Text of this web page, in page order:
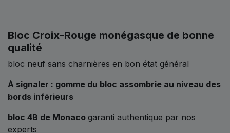
Bloc Croix-Rouge monégasque de bonne
qualité
bloc neuf sans charnières en bon état général
À signaler : gomme du bloc assombrie au niveau des
bords inférieurs
bloc 4B de Monaco garanti authentique par nos
experts